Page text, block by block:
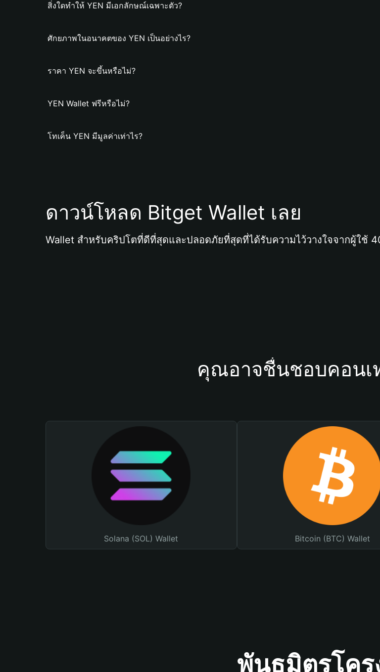
สิ่งใดทำให้ YEN มีเอกลักษณ์เฉพาะตัว?
ศักยภาพในอนาคตของ YEN เป็นอย่างไร?
ราคา YEN จะขึ้นหรือไม่?
YEN Wallet ฟรีหรือไม่?
โทเค็น YEN มีมูลค่าเท่าไร?
ดาวน์โหลด Bitget Wallet เลย
Wallet สำหรับคริปโตที่ดีที่สุดและปลอดภัยที่สุดที่ได้รับความไว้วางใจจากผู้ใช้
คุณอาจชื่นชอบคอนเ
Solana (SOL) Wallet Bitcoin (BTC) Wallet
พันธมิตรโคร